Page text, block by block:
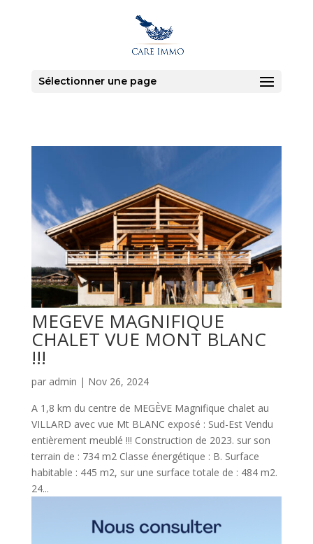
Sélectionner une page
MEGEVE MAGNIFIQUE
CHALET VUE MONT BLANC
!!!
par admin | Nov 26, 2024
A 1,8 km du centre de MEGÈVE Magnifique chalet au
VILLARD avec vue Mt BLANC exposé : Sud-Est Vendu
entièrement meublé !!! Construction de 2023. sur son
terrain de : 734 m2 Classe énergétique : B. Surface
habitable : 445 m2, sur une surface totale de : 484 m2.
24...